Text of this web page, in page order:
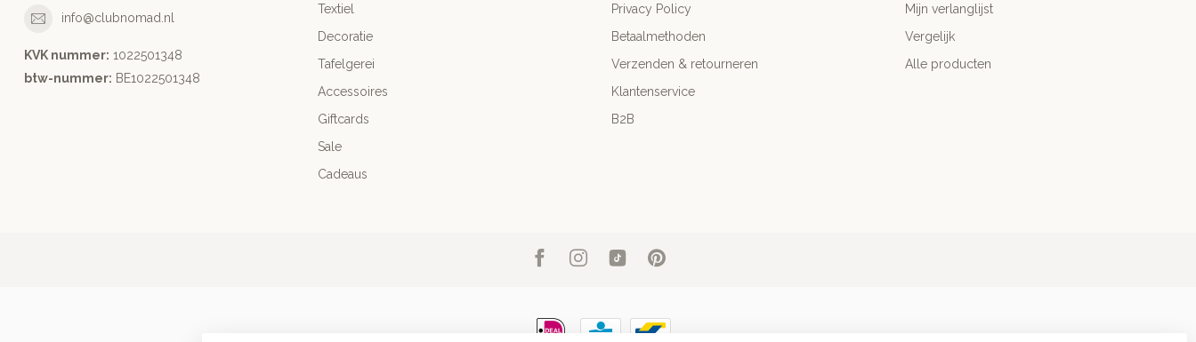
info@clubnomad.nl
KVK nummer: 1022501348
btw-nummer: BE1022501348
Textiel
Decoratie
Tafelgerei
Accessoires
Giftcards
Sale
Cadeaus
Privacy Policy
Betaalmethoden
Verzenden & retourneren
Klantenservice
B2B
Mijn verlanglijst
Vergelijk
Alle producten